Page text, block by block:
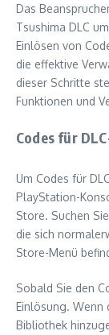
Das
Tsushima DLC
Einlösen von
die effektive
dieser Schritte
Funktionen und
Codes für
Um Codes für
PlayStation-
Store. Suchen
die sich
Store-Menü
Sobald Sie den
Einlösung. Wenn
Bibliothek